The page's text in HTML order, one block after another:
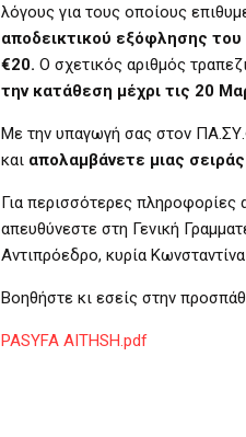
λόγους για τους οποίους
αποδεικτικού εξόφλησης
€20. Ο σχετικός αριθμός
την κατάθεση μέχρι τις 20
Με την υπαγωγή σας στον
και απολαμβάνετε μιας
Για περισσότερες
απευθύνεστε στη Γενική
Αντιπρόεδρο, κυρία
Βοηθήστε κι εσείς στην
PASYFA AITHSH.pdf